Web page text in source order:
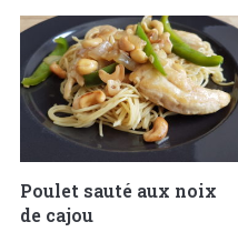
Poulet sauté aux noix
de cajou